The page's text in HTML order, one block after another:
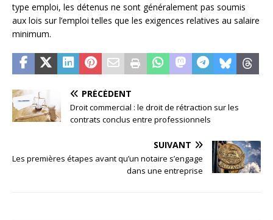
type emploi, les détenus ne sont généralement pas soumis
aux lois sur l’emploi telles que les exigences relatives au salaire
minimum.
PRÉCÉDENT
Droit commercial : le droit de rétraction sur les
contrats conclus entre professionnels
SUIVANT
Les premières étapes avant qu’un notaire s’engage
dans une entreprise